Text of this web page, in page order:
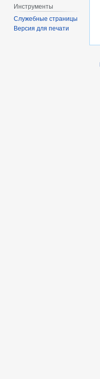
Инструменты
Служебные страницы
Версия для печати